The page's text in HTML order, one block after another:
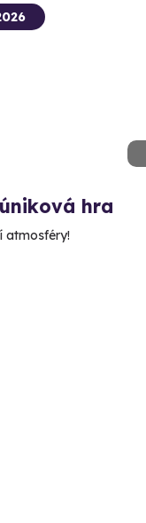
hra
atmosféry!